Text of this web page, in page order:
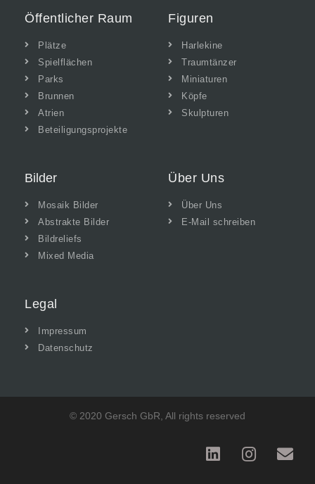
Öffentlicher Raum
Plätze
Spielflächen
Parks
Brunnen
Atrien
Beteiligungsprojekte
Figuren
Harlekine
Traumtänzer
Miniaturen
Köpfe
Skulpturen
Bilder
Mosaik Bilder
Abstrakte Bilder
Bildreliefs
Mixed Media
Über Uns
Über Uns
E-Mail schreiben
Legal
Impressum
Datenschutz
© 2020 Gersch GbR, All rights reserved